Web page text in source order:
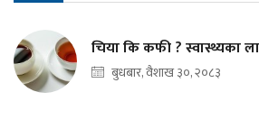
चिया कि कफी ? स्वास्थ्यका
बुधबार, वैशाख ३०, २०८३